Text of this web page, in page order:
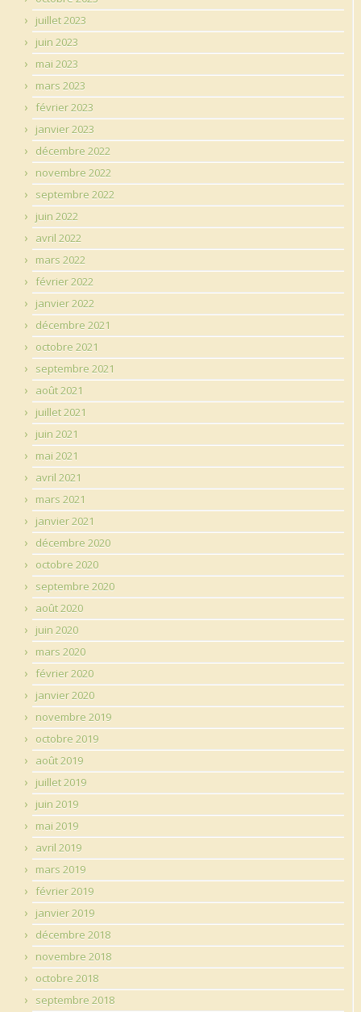
juillet 2023
juin 2023
mai 2023
mars 2023
février 2023
janvier 2023
décembre 2022
novembre 2022
septembre 2022
juin 2022
avril 2022
mars 2022
février 2022
janvier 2022
décembre 2021
octobre 2021
septembre 2021
août 2021
juillet 2021
juin 2021
mai 2021
avril 2021
mars 2021
janvier 2021
décembre 2020
octobre 2020
septembre 2020
août 2020
juin 2020
mars 2020
février 2020
janvier 2020
novembre 2019
octobre 2019
août 2019
juillet 2019
juin 2019
mai 2019
avril 2019
mars 2019
février 2019
janvier 2019
décembre 2018
novembre 2018
octobre 2018
septembre 2018